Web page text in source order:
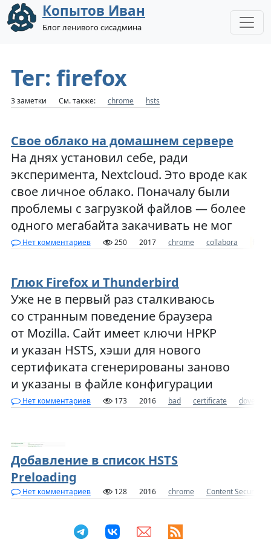
Копытов Иван
Блог ленивого сисадмина
Тег: firefox
3 заметки См. также: chrome hsts
Свое облако на домашнем сервере
На днях установил себе, ради
эксперимента, Nextcloud. Это вроде как
свое личное облако. Поначалу были
проблемы с загрузкой файлов — более
одного мегабайта закачивать не мог
Нет комментариев 250 2017 chrome collabora
Глюк Firefox и Thunderbird
Уже не в первый раз сталкиваюсь
со странным поведение браузера
от Mozilla. Сайт имеет ключи HPKP
и указан HSTS, хэши для нового
сертификата сгенерированы заново
и указаны в файле конфигурации
Нет комментариев 173 2016 bad certificate dovecot
Добавление в список HSTS
Preloading
Нет комментариев 128 2016 chrome Content Security